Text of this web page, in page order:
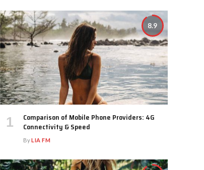
8.9
Comparison of Mobile Phone Providers: 4G
Connectivity & Speed
ByLIA FM